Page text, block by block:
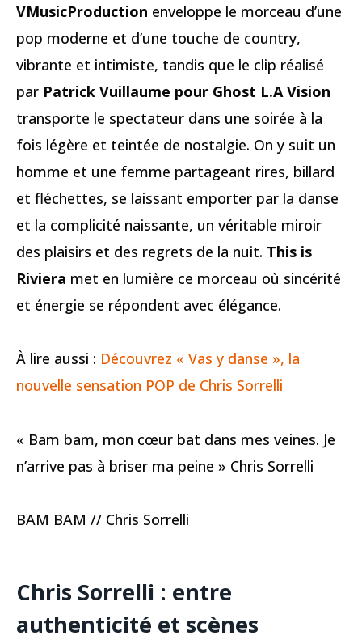
VMusicProduction enveloppe le morceau d’une
pop moderne et d’une touche de country,
vibrante et intimiste, tandis que le clip réalisé
par Patrick Vuillaume pour Ghost L.A Vision
transporte le spectateur dans une soirée à la
fois légère et teintée de nostalgie. On y suit un
homme et une femme partageant rires, billard
et fléchettes, se laissant emporter par la danse
et la complicité naissante, un véritable miroir
des plaisirs et des regrets de la nuit. This is
Riviera met en lumière ce morceau où sincérité
et énergie se répondent avec élégance.
À lire aussi : Découvrez « Vas y danse », la
nouvelle sensation POP de Chris Sorrelli
« Bam bam, mon cœur bat dans mes veines. Je
n’arrive pas à briser ma peine » Chris Sorrelli
BAM BAM // Chris Sorrelli
Chris Sorrelli : entre
authenticité et scènes